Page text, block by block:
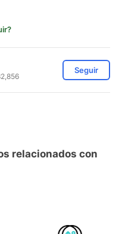
Seguir
relacionados con